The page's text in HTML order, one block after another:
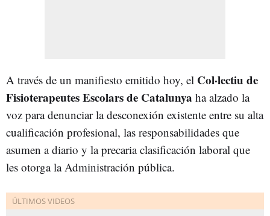
A través de un manifiesto emitido hoy, el Col·lectiu de
Fisioterapeutes Escolars de Catalunya ha alzado la
voz para denunciar la desconexión existente entre su alta
cualificación profesional, las responsabilidades que
asumen a diario y la precaria clasificación laboral que
les otorga la Administración pública.